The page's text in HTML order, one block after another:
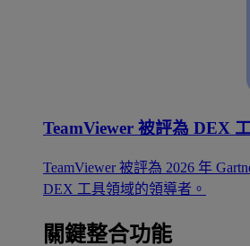
TeamViewer 被評為 DEX
TeamViewer 被評為 2026 年
DEX 工具領域的領導者。
關鍵整合功能